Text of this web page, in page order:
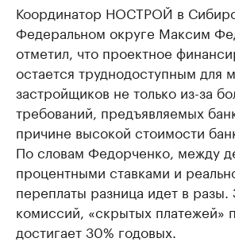
Координатор НОСТРОЙ в
Федеральном округе Максим
отметил, что проектное
остается труднодоступным для
застройщиков не только из-за
требований, предъявляемых
причине высокой стоимости
По словам Федорченко, между
процентными ставками и
переплаты разница идет в разы.
комиссий, «скрытых платежей»
достигает 30% годовых.